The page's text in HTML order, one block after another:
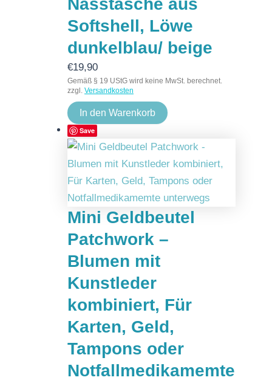
Nasstasche aus
Softshell, Löwe
dunkelblau/ beige
€19,90
Gemäß § 19 UStG wird keine MwSt. berechnet.
zzgl. Versandkosten
In den Warenkorb
Save
Mini Geldbeutel
Patchwork –
Blumen mit
Kunstleder
kombiniert, Für
Karten, Geld,
Tampons oder
Notfallmedikamemte